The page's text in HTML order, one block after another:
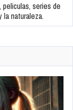
series de
la naturaleza.